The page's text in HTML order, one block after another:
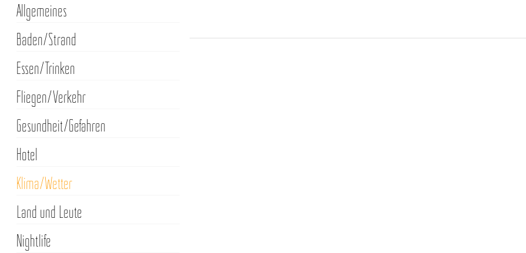
Allgemeines
Baden/Strand
Essen/Trinken
Fliegen/Verkehr
Gesundheit/Gefahren
Hotel
Klima/Wetter
Land und Leute
Nightlife